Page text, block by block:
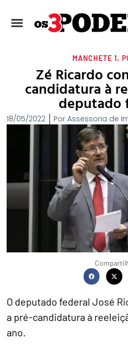
MANCHETE 1,
Zé Ricardo
candidatura à
deputado
18/05/2022 Por Assessoria de
O deputado federal José
a pré-candidatura à
ano.